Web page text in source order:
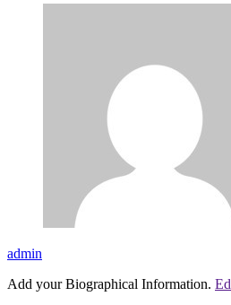
admin
Add your Biographical Information.